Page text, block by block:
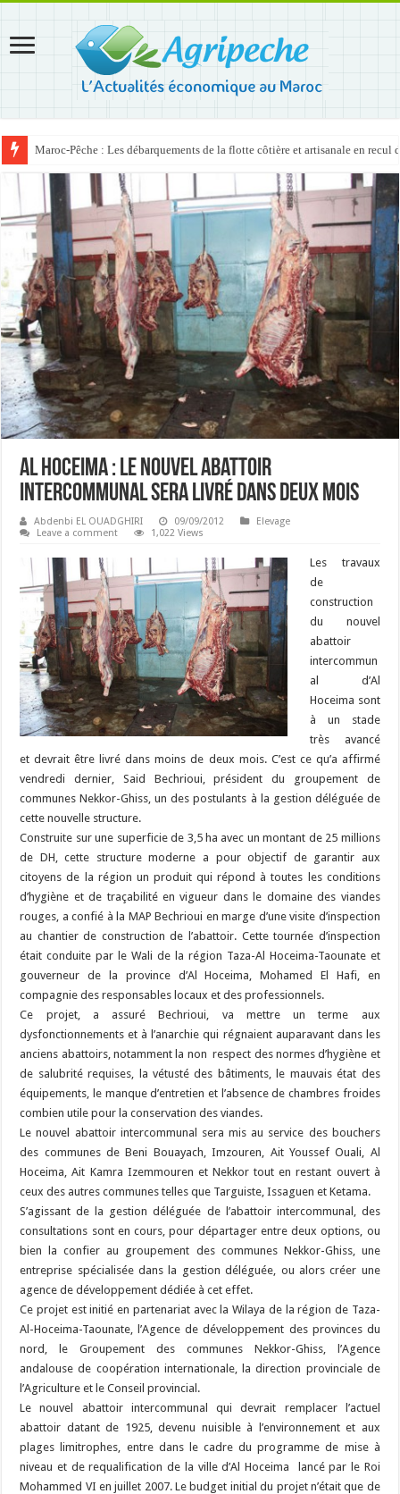
Maroc-Pêche : Les débarquements de la flotte côtière et artisanale en recul
Al Hoceima : Le nouvel abattoir
intercommunal sera livré dans deux mois
Abdenbi EL OUADGHIRI 09/09/2012
Elevage
Leave a comment
1,022 Views
Les travaux
de
construction
du nouvel
abattoir
intercommun
al d’Al
Hoceima sont
à un stade
très avancé
et devrait être livré dans moins de deux mois. C’est ce qu’a affirmé
vendredi dernier, Said Bechrioui, président du groupement de
communes Nekkor-Ghiss, un des postulants à la gestion déléguée de
cette nouvelle structure.
Construite sur une superficie de 3,5 ha avec un montant de 25 millions
de DH, cette structure moderne a pour objectif de garantir aux
citoyens de la région un produit qui répond à toutes les conditions
d’hygiène et de traçabilité en vigueur dans le domaine des viandes
rouges, a confié à la MAP Bechrioui en marge d’une visite d’inspection
au chantier de construction de l’abattoir. Cette tournée d’inspection
était conduite par le Wali de la région Taza-Al Hoceima-Taounate et
gouverneur de la province d’Al Hoceima, Mohamed El Hafi, en
compagnie des responsables locaux et des professionnels.
Ce projet, a assuré Bechrioui, va mettre un terme aux
dysfonctionnements et à l’anarchie qui régnaient auparavant dans les
anciens abattoirs, notamment la non respect des normes d’hygiène et
de salubrité requises, la vétusté des bâtiments, le mauvais état des
équipements, le manque d’entretien et l’absence de chambres froides
combien utile pour la conservation des viandes.
Le nouvel abattoir intercommunal sera mis au service des bouchers
des communes de Beni Bouayach, Imzouren, Ait Youssef Ouali, Al
Hoceima, Ait Kamra Izemmouren et Nekkor tout en restant ouvert à
ceux des autres communes telles que Targuiste, Issaguen et Ketama.
S’agissant de la gestion déléguée de l’abattoir intercommunal, des
consultations sont en cours, pour départager entre deux options, ou
bien la confier au groupement des communes Nekkor-Ghiss, une
entreprise spécialisée dans la gestion déléguée, ou alors créer une
agence de développement dédiée à cet effet.
Ce projet est initié en partenariat avec la Wilaya de la région de Taza-
Al-Hoceima-Taounate, l’Agence de développement des provinces du
nord, le Groupement des communes Nekkor-Ghiss, l’Agence
andalouse de coopération internationale, la direction provinciale de
l’Agriculture et le Conseil provincial.
Le nouvel abattoir intercommunal qui devrait remplacer l’actuel
abattoir datant de 1925, devenu nuisible à l’environnement et aux
plages limitrophes, entre dans le cadre du programme de mise à
niveau et de requalification de la ville d’Al Hoceima lancé par le Roi
Mohammed VI en juillet 2007. Le budget initial du projet n’était que de